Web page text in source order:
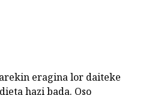
eragina lor daiteke
hazi bada. Oso